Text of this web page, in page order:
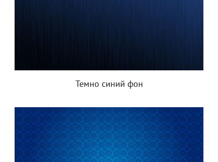
Темно синий фон